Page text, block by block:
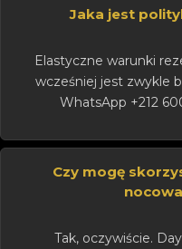
Jaka jest
Elastyczne warunki
wcześniej jest zwykle
WhatsApp +212
Czy mogę
Tak, oczywiście.